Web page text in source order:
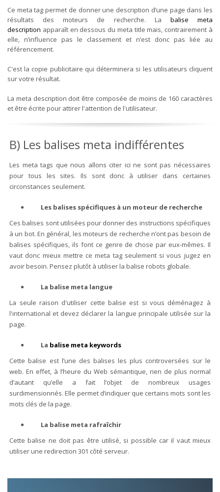
Ce meta tag permet de donner une description d’une page dans les
résultats des moteurs de recherche. La balise meta
description apparaît en dessous du meta title mais, contrairement à
elle, n’influence pas le classement et n’est donc pas liée au
référencement.
C'est la copie publicitaire qui déterminera si les utilisateurs cliquent
sur votre résultat.
La meta description doit être composée de moins de 160 caractères
et être écrite pour attirer l'attention de l'utilisateur.
B) Les balises meta indifférentes
Les meta tags que nous allons citer ici ne sont pas nécessaires
pour tous les sites. Ils sont donc à utiliser dans certaines
circonstances seulement.
Les balises spécifiques à un moteur de recherche
Ces balises sont utilisées pour donner des instructions spécifiques
à un bot. En général, les moteurs de recherche n’ont pas besoin de
balises spécifiques, ils font ce genre de chose par eux-mêmes. Il
vaut donc mieux mettre ce meta tag seulement si vous jugez en
avoir besoin. Pensez plutôt à utiliser la balise robots globale.
La balise meta langue
La seule raison d'utiliser cette balise est si vous déménagez à
l'international et devez déclarer la langue principale utilisée sur la
page.
La balise meta keywords
Cette balise est l’une des balises les plus controversées sur le
web. En effet, à l’heure du Web sémantique, rien de plus normal
d’autant qu’elle a fait l’objet de nombreux usages
surdimensionnés. Elle permet d’indiquer que certains mots sont les
mots clés de la page.
La balise meta rafraîchir
Cette balise ne doit pas être utilisé, si possible car il vaut mieux
utiliser une redirection 301 côté serveur.